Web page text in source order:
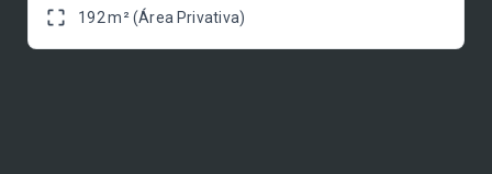
192 m² (Área Privativa)